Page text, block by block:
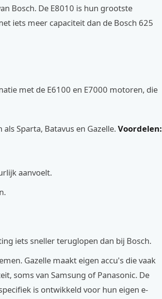
Bosch. De E8010 is hun grootste
iets meer capaciteit dan de Bosch 625
met de E6100 en E7000 motoren, die
Sparta, Batavus en Gazelle.Voordelen:
aanvoelt.
iets sneller teruglopen dan bij Bosch.
Gazelle maakt eigen accu's die vaak
soms van Samsung of Panasonic. De
is ontwikkeld voor hun eigen e-